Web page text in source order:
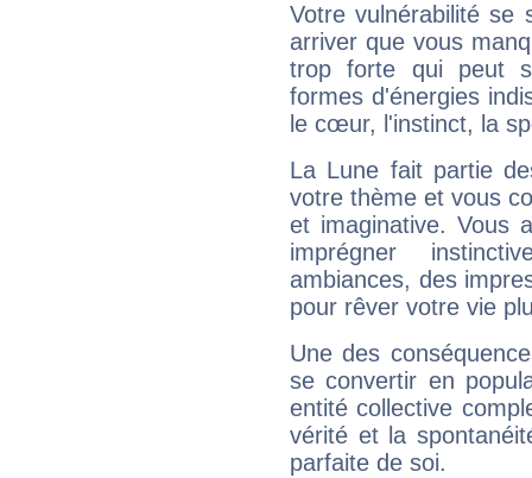
Votre vulnérabilité se
arriver que vous
trop forte qui peut
formes d'énergies
le cœur, l'instinct, la
La Lune fait partie
votre thème et vous
et imaginative. Vous
imprégner
ambiances, des
pour rêver votre vie
Une des
se convertir en
entité collective
vérité et la
parfaite de soi.